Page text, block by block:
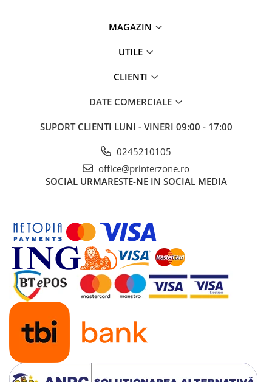
Filament imprimanta 3D
Ultrabookuri
Laptop-uri 2 in 1
Accesorii laptop
Mini PC AI
Piese si accesorii
Accesorii Printing
Ribbon
Desktop PC
PC Office
MAGAZIN
UTILE
CLIENTI
DATE COMERCIALE
SUPORT CLIENTI LUNI - VINERI 09:00 - 17:00
0245210105
office@printerzone.ro
SOCIAL URMARESTE-NE IN SOCIAL MEDIA